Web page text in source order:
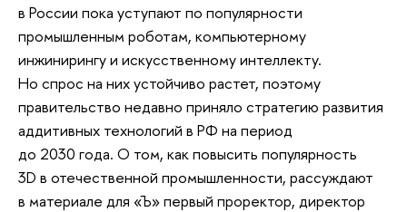
в России пока уступают по популярности
промышленным роботам, компьютерному
инжинирингу и искусственному интеллекту.
Но спрос на них устойчиво растет, поэтому
правительство недавно приняло стратегию развития
аддитивных технологий в РФ на период
до 2030 года. О том, как повысить популярность
3D в отечественной промышленности, рассуждают
в материале для «Ъ» первый проректор, директор